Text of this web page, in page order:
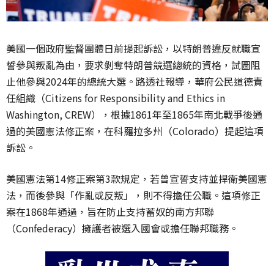
美國一個政府監督團體日前提起訴訟，以特朗普違反就職宣
誓參與叛亂為由，要求剝奪特朗普競選總統的資格，試圖阻
止他參與2024年的總統大選。路透社報導，華府公民道德責
任組織（Citizens for Responsibility and Ethics in
Washington, CREW），根據1861年至1865年南北戰爭後通
過的美國憲法修正案，在科羅拉多州（Colorado）提起這項
訴訟。
美國憲法第14修正案第3款規定，若曾宣誓支持並捍衛美國憲
法，而後參與「作亂或反叛」，則不得擔任公職。這項修正
案在1868年通過，旨在防止支持蓄奴的南方邦聯
（Confederacy）擁護者被選入國會或擔任聯邦職務。